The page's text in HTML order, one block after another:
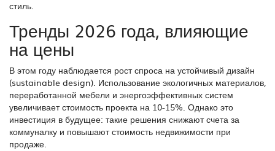
стиль.
Тренды 2026 года, влияющие
на цены
В этом году наблюдается рост спроса на устойчивый дизайн
(sustainable design). Использование экологичных материалов,
переработанной мебели и энергоэффективных систем
увеличивает стоимость проекта на 10-15%. Однако это
инвестиция в будущее: такие решения снижают счета за
коммуналку и повышают стоимость недвижимости при
продаже.